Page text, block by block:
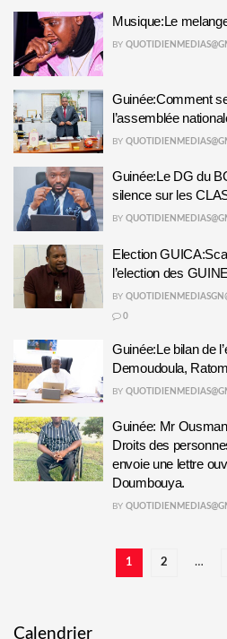
Musique:Le
BY
Guinée:Comment
l’assemblée
BY
Guinée:Le DG du
silence sur les
BY
Election
l’election des
BY
0
Guinée:Le bilan de
Demoudoula,
BY
Guinée: Mr
Droits des
envoie une lettre
Doumbouya.
BY
1 2 …
Calendrier